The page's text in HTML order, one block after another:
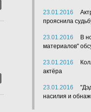
23.01.2016
прояснила
23.01.2016
В
материалов"
23.01.2016
актёра
23.01.2016
насилия и